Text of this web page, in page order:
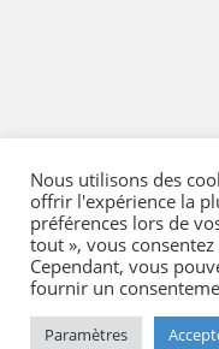
Mentions Légales-Conditions
-Politique qualité- Moyens
Nous utilisons des
offrir l'expérience la
préférences lors de
tout », vous
Cependant, vous
fournir un
Paramètres